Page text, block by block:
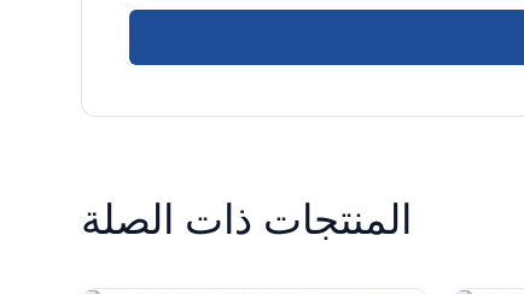
المنتجات ذات الصلة